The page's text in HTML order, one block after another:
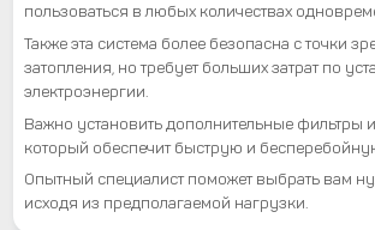
пользоваться в любых количествах
Также эта система более безопасна с точки
затопления, но требует больших затрат по
электроэнергии.
Важно установить дополнительные фильтры
который обеспечит быструю и
Опытный специалист поможет выбрать вам
исходя из предполагаемой нагрузки.